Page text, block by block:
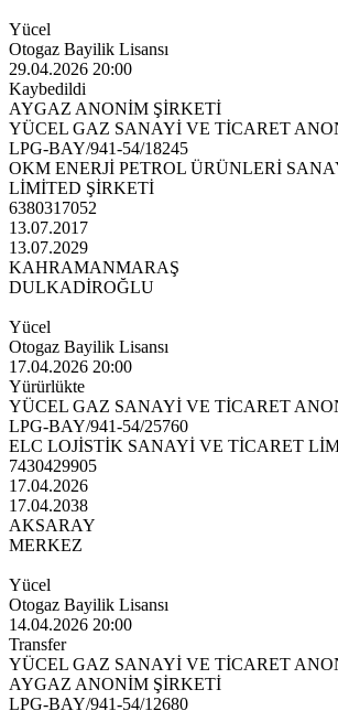
Yücel
Otogaz Bayilik Lisansı
29.04.2026 20:00
Kaybedildi
AYGAZ ANONİM ŞİRKETİ
YÜCEL GAZ SANAYİ VE TİCARET
LPG-BAY/941-54/18245
OKM ENERJİ PETROL ÜRÜNLERİ
LİMİTED ŞİRKETİ
6380317052
13.07.2017
13.07.2029
KAHRAMANMARAŞ
DULKADİROĞLU
Yücel
Otogaz Bayilik Lisansı
17.04.2026 20:00
Yürürlükte
YÜCEL GAZ SANAYİ VE TİCARET
LPG-BAY/941-54/25760
ELC LOJİSTİK SANAYİ VE TİCARET
7430429905
17.04.2026
17.04.2038
AKSARAY
MERKEZ
Yücel
Otogaz Bayilik Lisansı
14.04.2026 20:00
Transfer
YÜCEL GAZ SANAYİ VE TİCARET
AYGAZ ANONİM ŞİRKETİ
LPG-BAY/941-54/12680